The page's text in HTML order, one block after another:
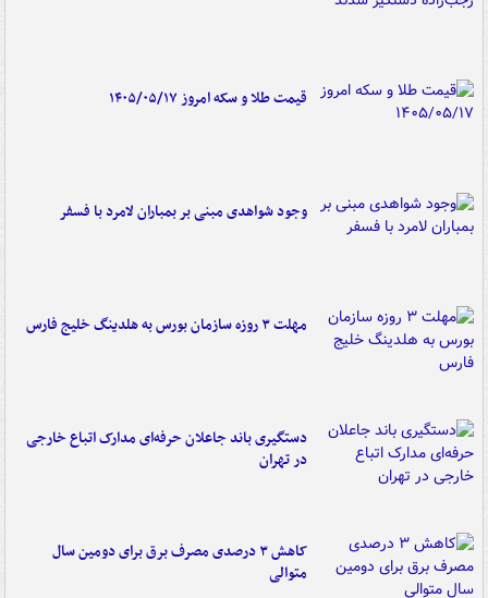
قیمت طلا و سکه امروز ۱۴۰۵/۰۵/۱۷
وجود شواهدی مبنی بر بمباران لامرد با فسفر
مهلت ۳ روزه سازمان بورس به هلدینگ خلیج فارس
دستگیری باند جاعلان حرفه‌ای مدارک اتباع خارجی
در تهران
کاهش ۳ درصدی مصرف برق برای دومین سال
متوالی